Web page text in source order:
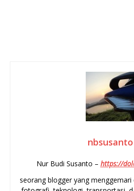
nbsusanto
Nur Budi Susanto – https://
seorang blogger yang